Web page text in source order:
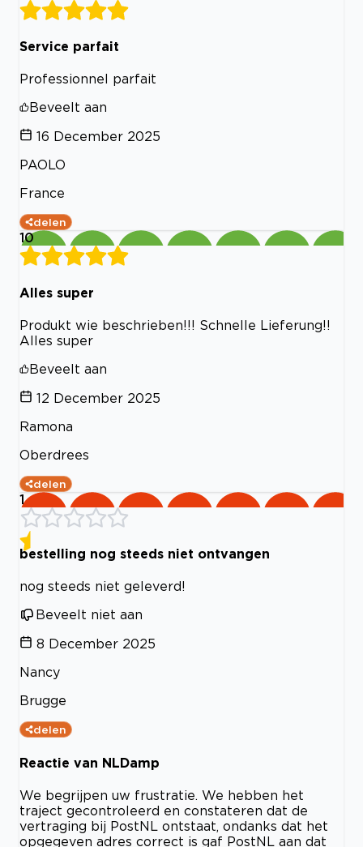
Service parfait
Professionnel parfait
Beveelt aan
16 December 2025
PAOLO
France
delen
10
Alles super
Produkt wie beschrieben!!! Schnelle Lieferung!!
Alles super
Beveelt aan
12 December 2025
Ramona
Oberdrees
delen
1
bestelling nog steeds niet ontvangen
nog steeds niet geleverd!
Beveelt niet aan
8 December 2025
Nancy
Brugge
delen
Reactie van NLDamp
We begrijpen uw frustratie. We hebben het
traject gecontroleerd en constateren dat de
vertraging bij PostNL ontstaat, ondanks dat het
opgegeven adres correct is gaf PostNL aan dat